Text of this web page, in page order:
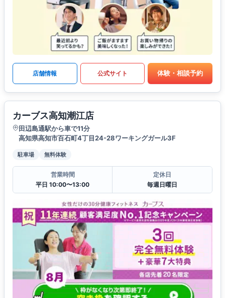
店舗情報 公式サイト 体験・相談予約
カーブス高知潮江店
田辺島通駅から車で11分
高知県高知市百石町4丁目24-28ワーキングガール3F
駐車場 無料体験
営業時間
平日 10:00〜13:00
定休日
毎週日曜日